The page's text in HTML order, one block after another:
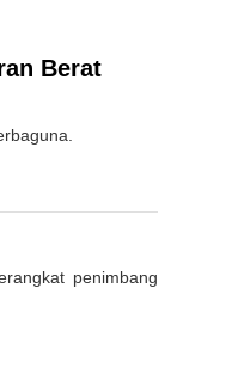
Berat
penimbang